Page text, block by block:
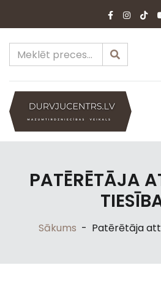
PATĒRĒTĀJA
Sākums - Patērētāja